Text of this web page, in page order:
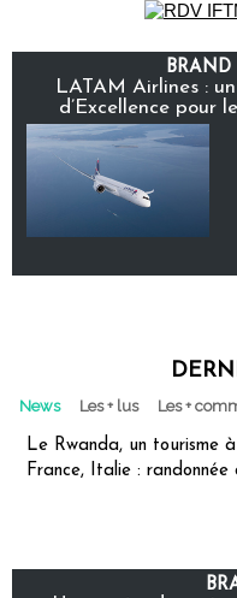
BRAND
LATAM Airlines :
d’Excellence pour
News Les + lus Les +
Le Rwanda, un tourisme
France, Italie :